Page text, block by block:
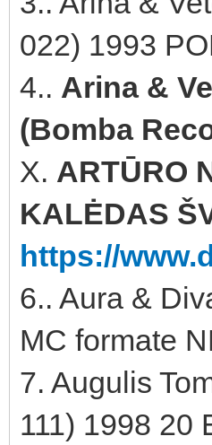
022) 1993
4.. Arina &
(Bomba
X. ARTŪRO
KALĖDAS
https://
6.. Aura &
MC formate
7. Augulis
111) 1998 20